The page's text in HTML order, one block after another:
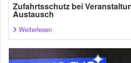
Zufahrtsschutz bei
Austausch
Weiterlesen